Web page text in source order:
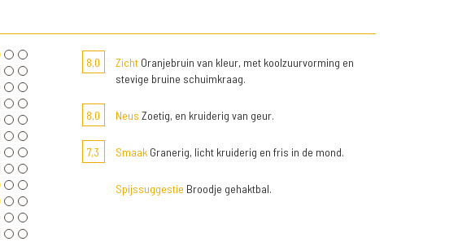
8,0 ZichtOranjebruin van kleur, met koolzuurvorming en
stevige bruine schuimkraag.
8,0 Neus Zoetig, en kruiderig van geur.
7,3 SmaakGranerig, licht kruiderig en fris in de mond.
Spijssuggestie Broodje gehaktbal.